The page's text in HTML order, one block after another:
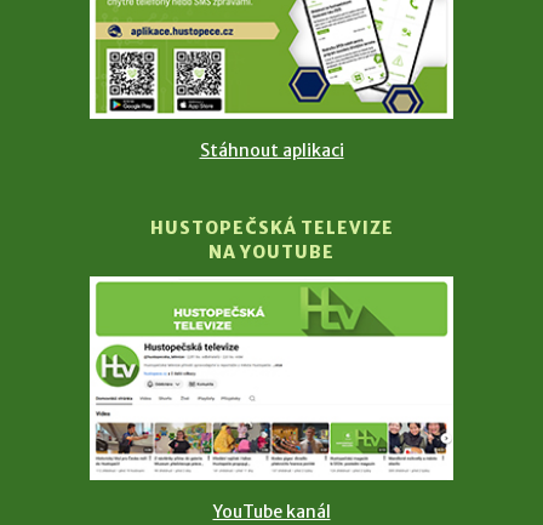
Stáhnout aplikaci
HUSTOPEČSKÁ TELEVIZE
NA YOUTUBE
YouTube kanál